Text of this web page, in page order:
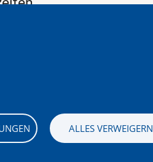
ALLES VERWEIGERN
Bild